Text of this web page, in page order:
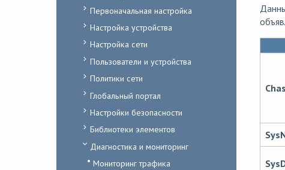
Первоначальная настройка
Настройка устройства
Настройка сети
Пользователи и устройства
Политики сети
Глобальный портал
Настройки безопасности
Библиотеки элементов
Диагностика и мониторинг
Мониторинг трафика